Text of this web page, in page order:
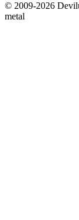
© 2009-2026
metal